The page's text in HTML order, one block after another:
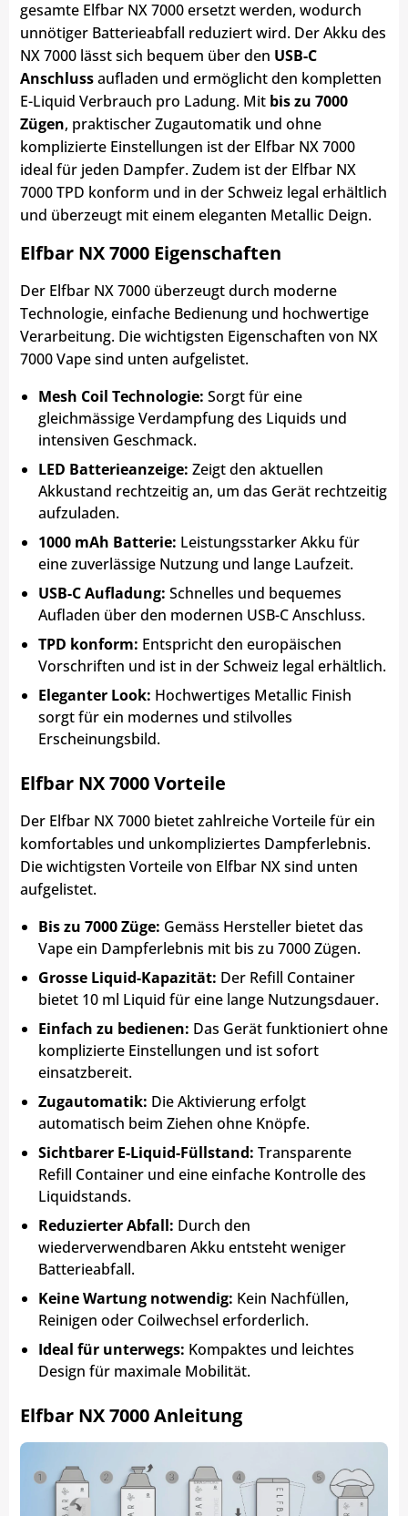
gesamte Elfbar NX 7000 ersetzt werden, wodurch
unnötiger Batterieabfall reduziert wird. Der Akku des
NX 7000 lässt sich bequem über den USB-C
Anschlussaufladen und ermöglicht den kompletten
E-Liquid Verbrauch pro Ladung. Mit bis zu 7000
Zügen, praktischer Zugautomatik und ohne
komplizierte Einstellungen ist der Elfbar NX 7000
ideal für jeden Dampfer. Zudem ist der Elfbar NX
7000 TPD konform und in der Schweiz legal erhältlich
und überzeugt mit einem eleganten Metallic Deign.
Elfbar NX 7000 Eigenschaften
Der Elfbar NX 7000 überzeugt durch moderne
Technologie, einfache Bedienung und hochwertige
Verarbeitung. Die wichtigsten Eigenschaften von NX
7000 Vape sind unten aufgelistet.
Mesh Coil Technologie: Sorgt für eine
gleichmässige Verdampfung des Liquids und
intensiven Geschmack.
LED Batterieanzeige: Zeigt den aktuellen
Akkustand rechtzeitig an, um das Gerät rechtzeitig
aufzuladen.
1000 mAh Batterie: Leistungsstarker Akku für
eine zuverlässige Nutzung und lange Laufzeit.
USB-C Aufladung: Schnelles und bequemes
Aufladen über den modernen USB-C Anschluss.
TPD konform: Entspricht den europäischen
Vorschriften und ist in der Schweiz legal erhältlich.
Eleganter Look: Hochwertiges Metallic Finish
sorgt für ein modernes und stilvolles
Erscheinungsbild.
Elfbar NX 7000 Vorteile
Der Elfbar NX 7000 bietet zahlreiche Vorteile für ein
komfortables und unkompliziertes Dampferlebnis.
Die wichtigsten Vorteile von Elfbar NX sind unten
aufgelistet.
Bis zu 7000 Züge: Gemäss Hersteller bietet das
Vape ein Dampferlebnis mit bis zu 7000 Zügen.
Grosse Liquid-Kapazität: Der Refill Container
bietet 10 ml Liquid für eine lange Nutzungsdauer.
Einfach zu bedienen: Das Gerät funktioniert ohne
komplizierte Einstellungen und ist sofort
einsatzbereit.
Zugautomatik: Die Aktivierung erfolgt
automatisch beim Ziehen ohne Knöpfe.
Sichtbarer E-Liquid-Füllstand: Transparente
Refill Container und eine einfache Kontrolle des
Liquidstands.
Reduzierter Abfall: Durch den
wiederverwendbaren Akku entsteht weniger
Batterieabfall.
Keine Wartung notwendig: Kein Nachfüllen,
Reinigen oder Coilwechsel erforderlich.
Ideal für unterwegs: Kompaktes und leichtes
Design für maximale Mobilität.
Elfbar NX 7000 Anleitung